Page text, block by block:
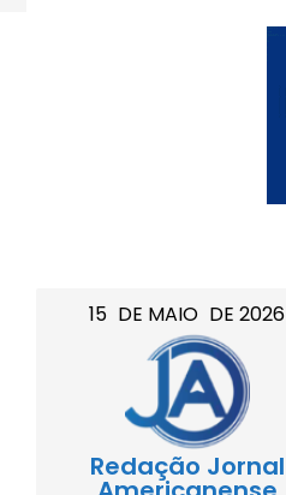
15 DE MAIO DE2026
Redação Jornal